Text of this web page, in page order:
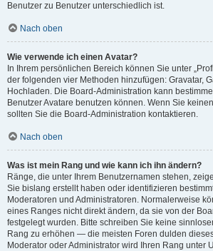
Benutzer zu Benutzer unterschiedlich ist.
Nach oben
Wie verwende ich einen Avatar?
In Ihrem persönlichen Bereich können Sie unter
der folgenden vier Methoden hinzufügen: Gravatar,
Hochladen. Die Board-Administration kann
Benutzer Avatare benutzen können. Wenn Sie
sollten Sie die Board-Administration kontaktieren.
Nach oben
Was ist mein Rang und wie kann ich ihn ändern?
Ränge, die unter Ihrem Benutzernamen stehen,
Sie bislang erstellt haben oder identifizieren
Moderatoren und Administratoren. Normalerweise
eines Ranges nicht direkt ändern, da sie von der
festgelegt wurden. Bitte schreiben Sie keine
Rang zu erhöhen — die meisten Foren dulden
Moderator oder Administrator wird Ihren Rang unter